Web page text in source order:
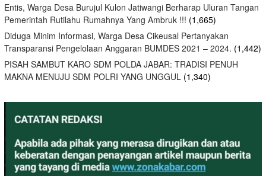
Entis, Warga Desa Burujul Kulon Jatiwangi Berharap Uluran Tangan
Pemerintah Rutilahu Rumahnya Yang Ambruk !!! (1,665)
Diduga Minim Informasi, Warga Desa Cikeusal Pertanyakan
Transparansi Pengelolaan Anggaran BUMDES 2021 – 2024. (1,442)
PISAH SAMBUT KARO SDM POLDA JABAR: TRADISI PENUH
MAKNA MENUJU SDM POLRI YANG UNGGUL (1,340)